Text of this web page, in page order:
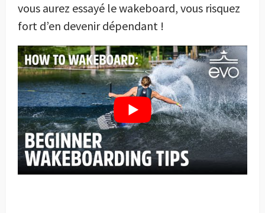
vous aurez essayé le wakeboard, vous risquez
fort d’en devenir dépendant !